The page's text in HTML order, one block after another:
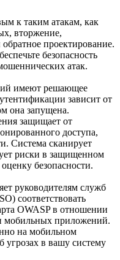
к таким атакам, как
вторжение,
проектирование.
безопасность
атак.
имеют решающее
зависит от
она запущена.
защищает от
доступа,
Система сканирует
риски в защищенном
безопасности.
руководителям служб
соответствовать
OWASP в отношении
мобильных приложений.
на мобильном
угрозах в вашу систему